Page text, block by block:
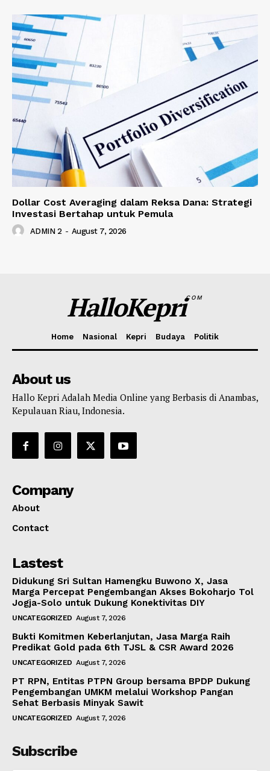
Dollar Cost Averaging dalam Reksa Dana: Strategi
Investasi Bertahap untuk Pemula
ADMIN 2 - August 7, 2026
HalloKepriCOM
Home Nasional Kepri Budaya Politik
About us
Hallo Kepri Adalah Media Online yang Berbasis di Anambas,
Kepulauan Riau, Indonesia.
Company
About
Contact
Lastest
Didukung Sri Sultan Hamengku Buwono X, Jasa
Marga Percepat Pengembangan Akses Bokoharjo Tol
Jogja-Solo untuk Dukung Konektivitas DIY
UNCATEGORIZED August 7, 2026
Bukti Komitmen Keberlanjutan, Jasa Marga Raih
Predikat Gold pada 6th TJSL & CSR Award 2026
UNCATEGORIZED August 7, 2026
PT RPN, Entitas PTPN Group bersama BPDP Dukung
Pengembangan UMKM melalui Workshop Pangan
Sehat Berbasis Minyak Sawit
UNCATEGORIZED August 7, 2026
Subscribe